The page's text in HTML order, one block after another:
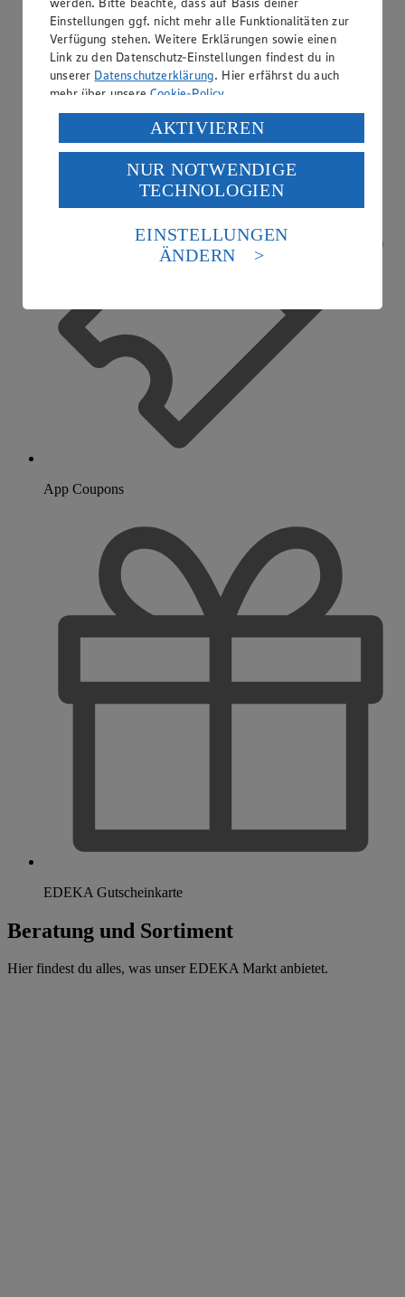
Ausbildender Betrieb
App Coupons
EDEKA Gutscheinkarte
Beratung und Sortiment
Hier findest du alles, was unser EDEKA Markt anbietet.
Einstellungen ggf. nicht mehr alle Funktionalitäten zur
Verfügung stehen. Weitere Erklärungen sowie einen
Link zu den Datenschutz-Einstellungen findest du in
unserer Datenschutzerklärung. Hier erfährst du auch
mehr über unsereCookie-Policy.
Verarbeitung deiner personenbezogenen Daten in den
USA durch Facebook und YouTube:
Wenn du auf „Aktivieren“ klickst, willigst du im Sinne
des Art. 49 Abs. 1 Satz 1 lit. a) DSGVO ein, dass deine
Daten in den USA verarbeitet werden. Der EuGH sieht
die USA als Land mit einem nach europäischen
Standards nicht angemessenen Datenschutzniveau an.
Es besteht das Risiko eines Zugriffs durch US-
Informationen zum Herausgeber der Seite findest du
im
Impressum
AKTIVIEREN
NUR NOTWENDIGE
TECHNOLOGIEN
EINSTELLUNGEN
ÄNDERN